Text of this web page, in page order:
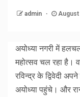
admin August
अयोध्या नगरी में
महोत्सव चल रहा है।
रविन्द्र के द्विवेदी
अयोध्या पहुंचे। और